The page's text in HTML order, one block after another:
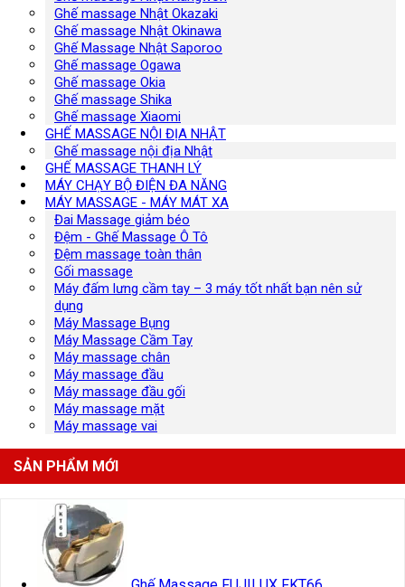
Ghế massage Nhật Okazaki
Ghế massage Nhật Okinawa
Ghế Massage Nhật Saporoo
Ghế massage Ogawa
Ghế massage Okia
Ghế massage Shika
Ghế massage Xiaomi
GHẾ MASSAGE NỘI ĐỊA NHẬT
Ghế massage nội địa Nhật
GHẾ MASSAGE THANH LÝ
MÁY CHẠY BỘ ĐIỆN ĐA NĂNG
MÁY MASSAGE - MÁY MÁT XA
Đai Massage giảm béo
Đệm - Ghế Massage Ô Tô
Đệm massage toàn thân
Gối massage
Máy đấm lưng cầm tay – 3 máy tốt nhất bạn nên sử
dụng
Máy Massage Bụng
Máy Massage Cầm Tay
Máy massage chân
Máy massage đầu
Máy massage đầu gối
Máy massage mặt
Máy massage vai
SẢN PHẨM MỚI